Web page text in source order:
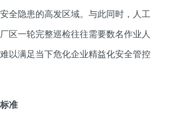
全隐患的高发区域。与此同时，人工
区一轮完整巡检往往需要数名作业人
以满足当下危化企业精益化安全管控
准